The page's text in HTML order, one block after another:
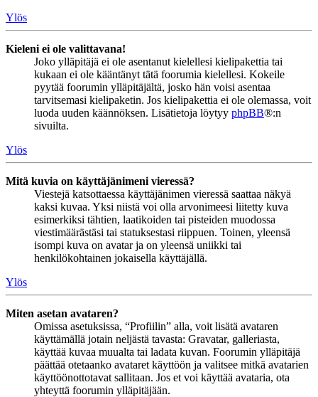
Ylös
Kieleni ei ole valittavana!
Joko ylläpitäjä ei ole asentanut kielellesi kielipakettia tai
kukaan ei ole kääntänyt tätä foorumia kielellesi. Kokeile
pyytää foorumin ylläpitäjältä, josko hän voisi asentaa
tarvitsemasi kielipaketin. Jos kielipakettia ei ole olemassa, voit
luoda uuden käännöksen. Lisätietoja löytyy phpBB®:n
sivuilta.
Ylös
Mitä kuvia on käyttäjänimeni vieressä?
Viestejä katsottaessa käyttäjänimen vieressä saattaa näkyä
kaksi kuvaa. Yksi niistä voi olla arvonimeesi liitetty kuva
esimerkiksi tähtien, laatikoiden tai pisteiden muodossa
viestimäärästäsi tai statuksestasi riippuen. Toinen, yleensä
isompi kuva on avatar ja on yleensä uniikki tai
henkilökohtainen jokaisella käyttäjällä.
Ylös
Miten asetan avataren?
Omissa asetuksissa, “Profiilin” alla, voit lisätä avataren
käyttämällä jotain neljästä tavasta: Gravatar, galleriasta,
käyttää kuvaa muualta tai ladata kuvan. Foorumin ylläpitäjä
päättää otetaanko avataret käyttöön ja valitsee mitkä avatarien
käyttöönottotavat sallitaan. Jos et voi käyttää avataria, ota
yhteyttä foorumin ylläpitäjään.